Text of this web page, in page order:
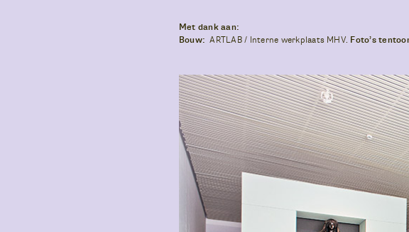
Met dank aan:
Bouw: ARTLAB / Interne werkplaats MHV. Foto’s